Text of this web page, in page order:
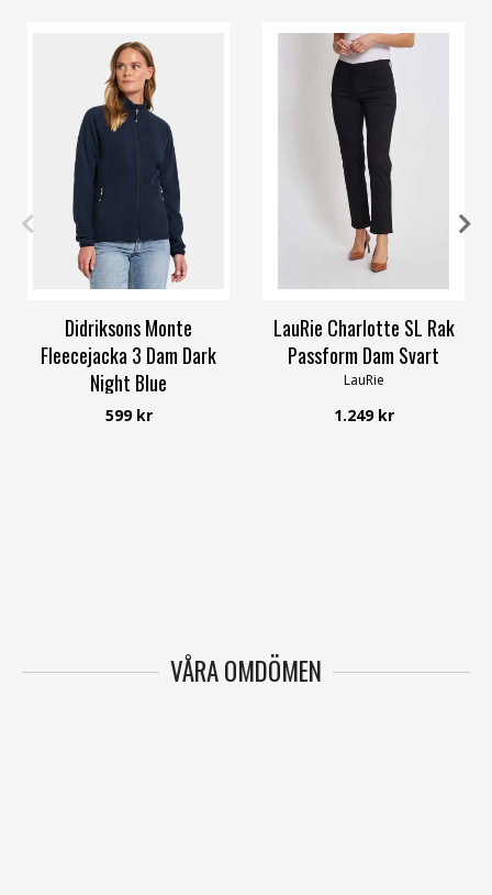
36 46 48
Didriksons Monte
Fleecejacka 3 Dam Dark
Night Blue
Didriksons
599 kr
38 56
LauRie Charlotte SL Rak
Passform Dam Svart
LauRie
1.249 kr
VÅRA OMDÖMEN